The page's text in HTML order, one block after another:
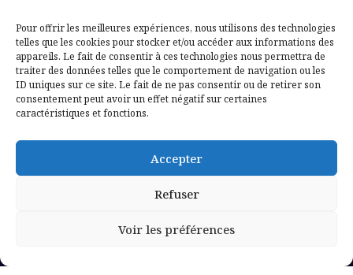
Pour offrir les meilleures expériences, nous utilisons des technologies
telles que les cookies pour stocker et/ou accéder aux informations des
appareils. Le fait de consentir à ces technologies nous permettra de
traiter des données telles que le comportement de navigation ou les
ID uniques sur ce site. Le fait de ne pas consentir ou de retirer son
consentement peut avoir un effet négatif sur certaines
caractéristiques et fonctions.
Accepter
Refuser
Voir les préférences
Mentions légales
Politique de confidentialité